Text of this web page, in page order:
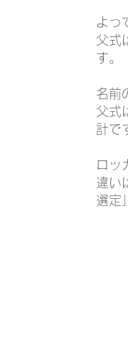
よっ
父式
す。
名前
父式
計で
ロッ
違い
選定